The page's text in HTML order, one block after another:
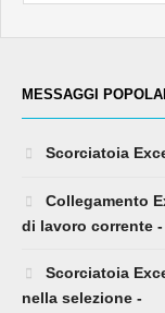
MESSAGGI
Scorciatoia
Collegamento
di lavoro corrente -
Scorciatoia
nella selezione -